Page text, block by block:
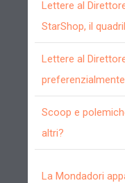
Lettere al
StarShop, il
Lettere al
Scoop e
altri?
La Mondadori